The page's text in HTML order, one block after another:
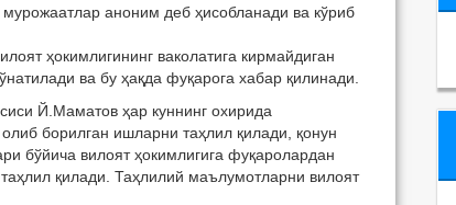
аноним деб ҳисобланади ва кўриб
ҳокимлигининг ваколатига кирмайдиган
ва бу ҳақда фуқарога хабар қилинади.
Й.Маматов ҳар куннинг охирида
борилган ишларни таҳлил қилади, қонун
бўйича вилоят ҳокимлигига фуқаролардан
қилади. Таҳлилий маълумотларни вилоят